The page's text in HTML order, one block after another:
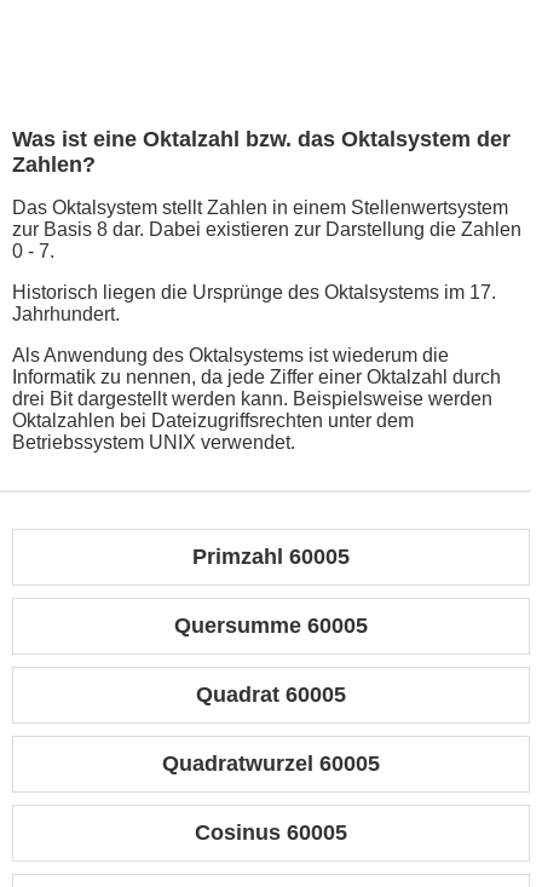
Was ist eine Oktalzahl bzw. das Oktalsystem der
Zahlen?
Das Oktalsystem stellt Zahlen in einem Stellenwertsystem
zur Basis 8 dar. Dabei existieren zur Darstellung die Zahlen
0 - 7.
Historisch liegen die Ursprünge des Oktalsystems im 17.
Jahrhundert.
Als Anwendung des Oktalsystems ist wiederum die
Informatik zu nennen, da jede Ziffer einer Oktalzahl durch
drei Bit dargestellt werden kann. Beispielsweise werden
Oktalzahlen bei Dateizugriffsrechten unter dem
Betriebssystem UNIX verwendet.
Primzahl 60005
Quersumme 60005
Quadrat 60005
Quadratwurzel 60005
Cosinus 60005